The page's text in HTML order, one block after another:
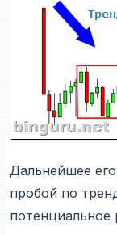
Дальнейшее
пробой по
потенциальное